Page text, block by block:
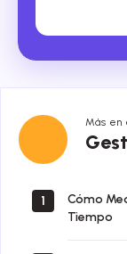
Más en
Gestión
de
1
Cómo
Tiempo